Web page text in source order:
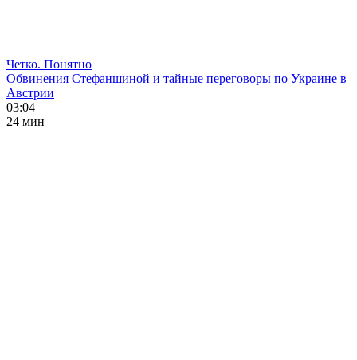
Четко. Понятно
Обвинения Стефаншиной и тайные переговоры по Украине в
Австрии
03:04
24 мин